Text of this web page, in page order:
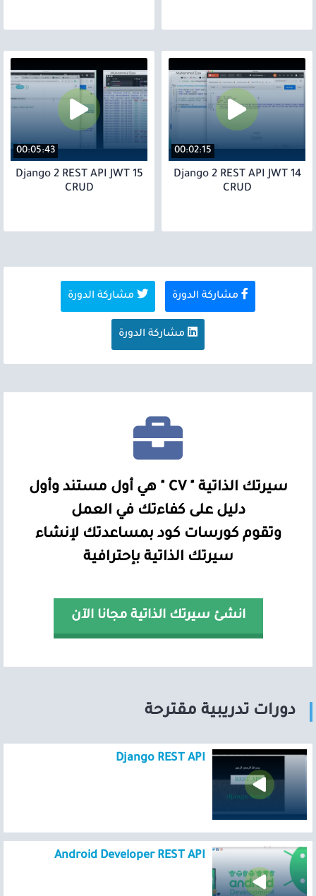
00:02:15
14 Django 2 REST API JWT
CRUD
00:05:43
15 Django 2 REST API JWT
CRUD
مشاركة الدورة مشاركة الدورة
مشاركة الدورة
سيرتك الذاتية " CV " هي أول مستند وأول
دليل على كفاءتك في العمل
وتقوم كورسات كود بمساعدتك لإنشاء
سيرتك الذاتية بإحترافية
انشئ سيرتك الذاتية مجانا الآن
دورات تدريبية مقترحة
Django REST API
Android Developer REST API